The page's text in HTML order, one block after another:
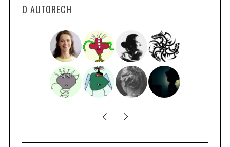
O AUTORECH